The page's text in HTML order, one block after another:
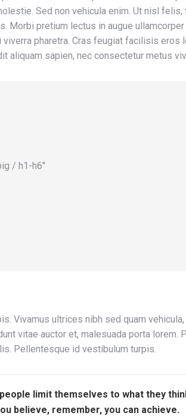
Sed non vehicula enim. Ut nisl
Morbi pretium lectus in augue
pharetra. Cras feugiat facilisis eros
aliquam sapien, nec consectetur metus
/ h1-h6"
Vivamus ultrices nibh sed quam
vitae auctor et, malesuada porta
Pellentesque id vestibulum turpis.
limit themselves to what they
believe, remember, you can achieve.